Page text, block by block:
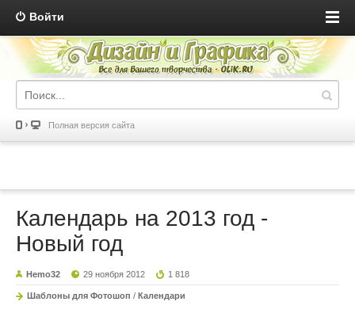
Войти
Полная версия сайта
Календарь на 2013 год -
Новый год
Hemo32 29 ноября 2012 1 818
Шаблоны для Фотошоп / Календари